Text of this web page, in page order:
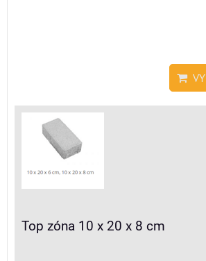
Top zóna 10 x 20 x 8 cm